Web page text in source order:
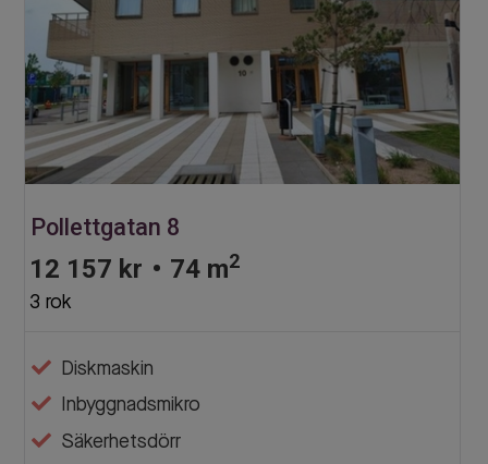
Pollettgatan 8
12 157 kr • 74 m2
3 rok
Diskmaskin
Inbyggnadsmikro
Säkerhetsdörr